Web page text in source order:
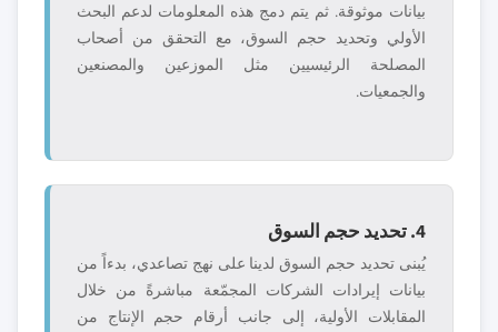
بيانات موثوقة. ثم يتم دمج هذه المعلومات لدعم البحث
الأولي وتحديد حجم السوق، مع التحقق من أصحاب
المصلحة الرئيسيين مثل الموزعين والمصنعين
والجمعيات.
4. تحديد حجم السوق
يُبنى تحديد حجم السوق لدينا على نهج تصاعدي، بدءاً من
بيانات إيرادات الشركات المجمّعة مباشرةً من خلال
المقابلات الأولية، إلى جانب أرقام حجم الإنتاج من